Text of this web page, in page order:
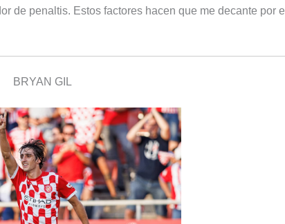
de penaltis. Estos factores hacen que me decante por el
BRYAN GIL